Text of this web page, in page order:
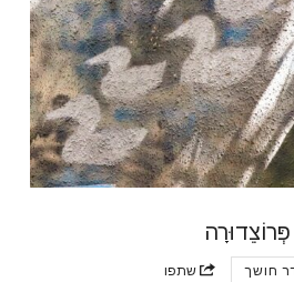
פְּרוֹצֵדוּרָה
חושך שתפו